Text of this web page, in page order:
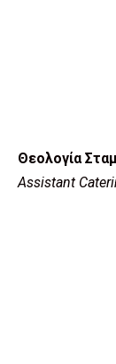
Θεολογία
Assistant